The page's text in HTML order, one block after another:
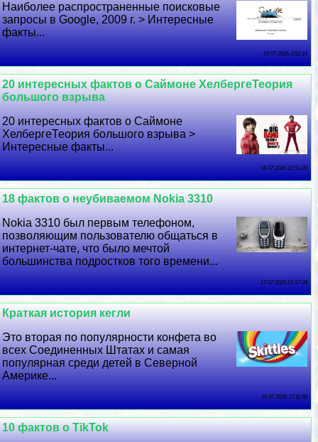
Наиболее распространенные поисковые
запросы в Google, 2009 г. > Интересные
факты...
19 07 2026 3:52:16
20 интересных фактов о Саймоне ХелбергеТеория
большого взрыва
20 интересных фактов о Саймоне
ХелбергеТеория большого взрыва >
Интересные факты...
18 07 2026 12:51:20
18 фактов о неубиваемом Nokia 3310
Nokia 3310 был первым телефоном,
позволяющим пользователю общаться в
интернет-чате, что было мечтой
большинства подростков того времени...
17 07 2026 21:57:34
Краткая история кегли
Это вторая по популярности конфета во
всех Соединенных Штатах и ​​самая
популярная среди детей в Северной
Америке...
16 07 2026 17:11:50
10 фактов о TikTok